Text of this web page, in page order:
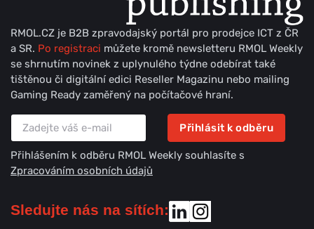
RMOL.CZ je B2B zpravodajský portál pro prodejce ICT z ČR
a SR. Po registraci můžete kromě newsletteru RMOL Weekly
se shrnutím novinek z uplynulého týdne odebírat také
tištěnou či digitální edici Reseller Magazinu nebo mailing
Gaming Ready zaměřený na počítačové hraní.
Přihlásit k odběru
Přihlášením k odběru RMOL Weekly souhlasíte s
Zpracováním osobních údajů
Sledujte nás na sítích: